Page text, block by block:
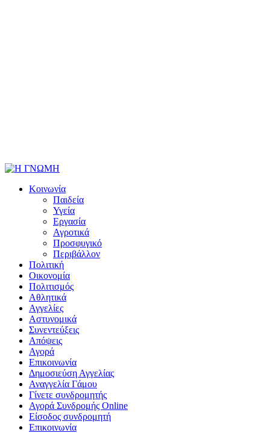
Κοινωνία
Παιδεία
Υγεία
Εργασία
Αγροτικά
Προσφυγικό
Περιβάλλον
Πολιτική
Οικονομία
Πολιτισμός
Αθλητικά
Αγγελίες
Αστυνομικά
Συνεντεύξεις
Απόψεις
Αγορά
Επικοινωνία
Δημοσιεύση Αγγελίας
Αναγγελία Γάμου
Γίνετε συνδρομητής
Αγορά Συνδρομής Online
Είσοδος συνδρομητή
Επικοινωνία